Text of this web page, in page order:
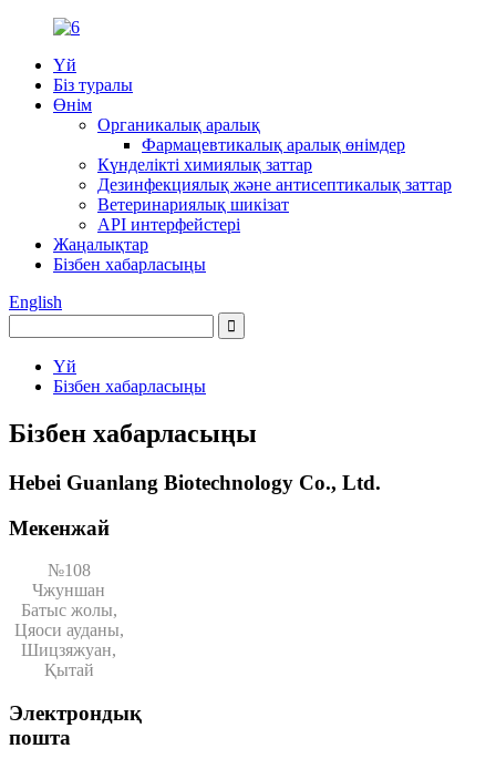
Үй
Біз туралы
Өнім
Органикалық аралық
Фармацевтикалық аралық өнімдер
Күнделікті химиялық заттар
Дезинфекциялық және антисептикалық заттар
Ветеринариялық шикізат
API интерфейстері
Жаңалықтар
Бізбен хабарласыңы
English
Үй
Бізбен хабарласыңы
Бізбен хабарласыңы
Hebei Guanlang Biotechnology Co., Ltd.
Мекенжай
№108
Чжуншан
Батыс жолы,
Цяоси ауданы,
Шицзяжуан,
Қытай
Электрондық
пошта